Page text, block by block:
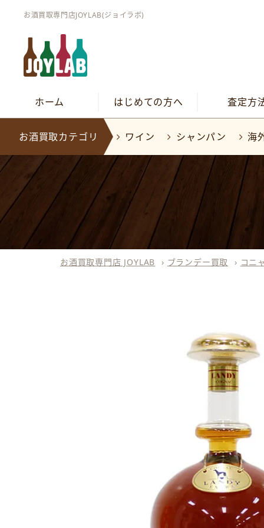
お酒買取専門店JOYLAB(ジョイラボ)
ホーム はじめての方へ 査定方
お酒買取カテゴリ ワイン シャンパン 海
お酒買取専門店 JOYLAB › ブランデー買取 › コニ